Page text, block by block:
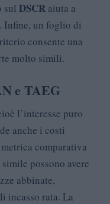
sul DSCR aiuta a
Infine, un foglio di
consente una
molto simili.
e TAEG
l’interesse puro
anche i costi
comparativa
possono avere
abbinate,
incasso rata. La